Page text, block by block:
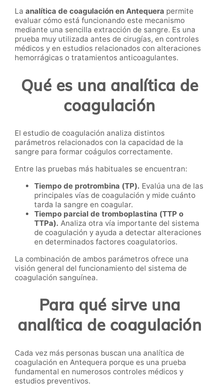
La analítica de coagulación en Antequera permite
evaluar cómo está funcionando este mecanismo
mediante una sencilla extracción de sangre. Es una
prueba muy utilizada antes de cirugías, en controles
médicos y en estudios relacionados con alteraciones
hemorrágicas o tratamientos anticoagulantes.
Qué es una analítica de
coagulación
El estudio de coagulación analiza distintos
parámetros relacionados con la capacidad de la
sangre para formar coágulos correctamente.
Entre las pruebas más habituales se encuentran:
Tiempo de protrombina (TP). Evalúa una de las
principales vías de coagulación y mide cuánto
tarda la sangre en coagular.
Tiempo parcial de tromboplastina (TTP o
TTPa). Analiza otra vía importante del sistema
de coagulación y ayuda a detectar alteraciones
en determinados factores coagulatorios.
La combinación de ambos parámetros ofrece una
visión general del funcionamiento del sistema de
coagulación sanguínea.
Para qué sirve una
analítica de coagulación
Cada vez más personas buscan una analítica de
coagulación en Antequera porque es una prueba
fundamental en numerosos controles médicos y
estudios preventivos.